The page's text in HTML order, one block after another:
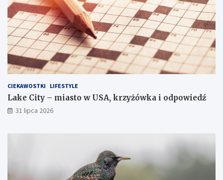
CIEKAWOSTKI LIFESTYLE
Lake City – miasto w USA, krzyżówka i odpowiedź
31 lipca 2026